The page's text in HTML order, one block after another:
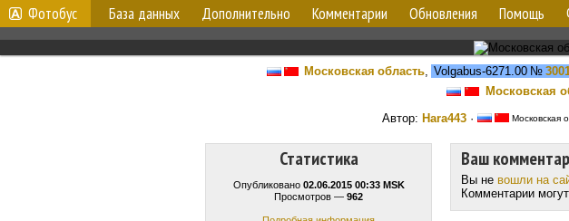
Фотобус База данных Дополнительно Комментарии Обновления Помощь
Московская область, Volgabus-6271.00№
Московская
Автор: Hara443· Московская
Статистика
Опубликовано 02.06.2015 00:33 MSK
Просмотров — 962
Ваш
Вы не вошли на
Комментарии